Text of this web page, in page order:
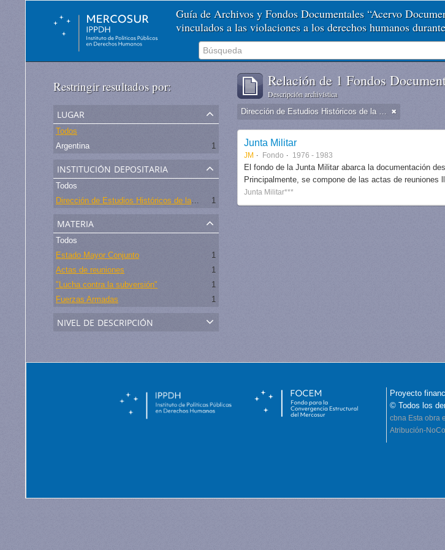
Guía de Archivos y Fondos Documentales “Acervo
vinculados a las violaciones a los derechos humanos
Restringir resultados por:
lugar
Todos
Argentina
1
institución depositaria
Todos
Dirección de Estudios Históricos de la Fuerza Aérea
1
materia
Todos
Estado Mayor Conjunto
1
Actas de reuniones
1
"Lucha contra la subversión"
1
Fuerzas Armadas
1
nivel de descripción
Relación de 1 Fondos
Descripción archivística
Dirección de Estudios Históricos de la Fuerza Aérea
Junta Militar
JM Fondo 1976 - 1983
El fondo de la Junta Militar abarca la documentación
Principalmente, se compone de las actas de
Junta Militar***
Proyecto
© Todos los
cbna Esta obra
Atribución-